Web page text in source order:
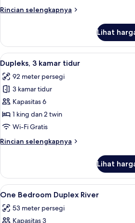
Rincian selengkapnya
Rincian
Two
Bedroom
Duplex
River
View
Lihat
Lihat
semua
foto
untuk
Dupleks,
3
kamar
7
Dupleks, 3 kamar tidur
92 meter persegi
3 kamar tidur
Kapasitas 6
1 king dan 2 twin
Wi-Fi Gratis
Rincian selengkapnya
Rincian
Dupleks,
kamar
Lihat
Lihat
semua
foto
Seprai
4
One Bedroom Duplex River
53 meter persegi
Kapasitas 3